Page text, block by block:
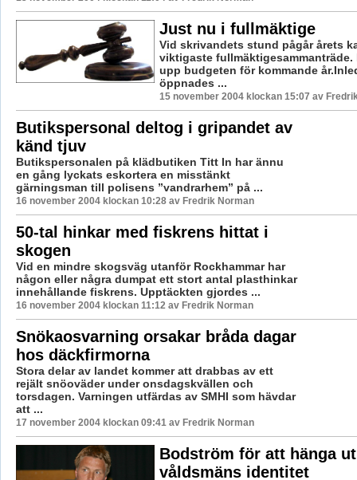
Just nu i fullmäktige
Vid skrivandets stund pågår årets
viktigaste fullmäktigesammanträde.
upp budgeten för kommande
öppnades ...
15 november 2004 klockan 15:07 av
Butikspersonal deltog i gripandet av
känd tjuv
Butikspersonalen på klädbutiken Titt In har ännu
en gång lyckats eskortera en misstänkt
gärningsman till polisens ”vandrarhem” på ...
16 november 2004 klockan 10:28 av Fredrik Norman
50-tal hinkar med fiskrens hittat i
skogen
Vid en mindre skogsväg utanför Rockhammar har
någon eller några dumpat ett stort antal plasthinkar
innehållande fiskrens. Upptäckten gjordes ...
16 november 2004 klockan 11:12 av Fredrik Norman
Snökaosvarning orsakar bråda dagar
hos däckfirmorna
Stora delar av landet kommer att drabbas av ett
rejält snöoväder under onsdagskvällen och
torsdagen. Varningen utfärdas av SMHI som hävdar
att ...
17 november 2004 klockan 09:41 av Fredrik Norman
Bodström för att hänga ut
våldsmäns identitet